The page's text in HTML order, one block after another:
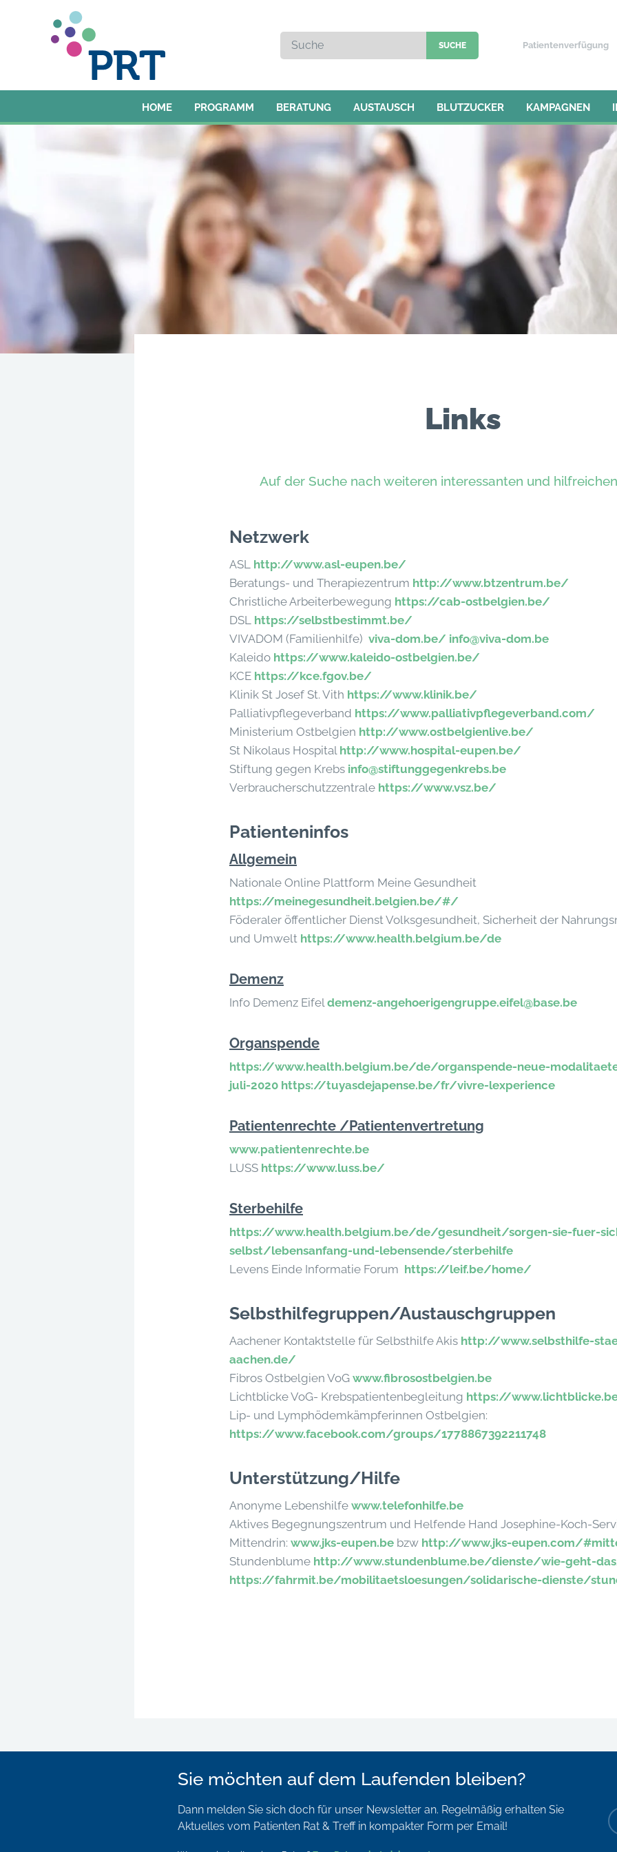
Patientenverfügung
HOME PROGRAMM BERATUNG AUSTAUSCH BLUTZUCKER KAMPAGNEN
Links
Auf der Suche nach weiteren interessanten und
Netzwerk
ASL http://www.asl-eupen.be/
Beratungs- und Therapiezentrum http://www.btzentrum.be/
Christliche Arbeiterbewegung https://cab-ostbelgien.be/
DSL https://selbstbestimmt.be/
VIVADOM (Familienhilfe) viva-dom.be/ info@viva-dom.be
Kaleido https://www.kaleido-ostbelgien.be/
KCE https://kce.fgov.be/
Klinik St Josef St. Vith https://www.klinik.be/
Palliativpflegeverband https://www.palliativpflegeverband.com/
Ministerium Ostbelgien http://www.ostbelgienlive.be/
St Nikolaus Hospital http://www.hospital-eupen.be/
Stiftung gegen Krebs info@stiftunggegenkrebs.be
Verbraucherschutzzentrale https://www.vsz.be/
Patienteninfos
Allgemein
Nationale Online Plattform Meine Gesundheit
https://meinegesundheit.belgien.be/#/
Föderaler öffentlicher Dienst Volksgesundheit, Sicherheit der
und Umwelt https://www.health.belgium.be/de
Demenz
Info Demenz Eifeldemenz-angehoerigengruppe.eifel@base.be
Organspende
https://www.health.belgium.be/de/organspende-neue-
juli-2020 https://tuyasdejapense.be/fr/vivre-lexperience
Patientenrechte /Patientenvertretung
www.patientenrechte.be
LUSS https://www.luss.be/
Sterbehilfe
https://www.health.belgium.be/de/gesundheit/sorgen-sie-fuer-
selbst/lebensanfang-und-lebensende/sterbehilfe
Levens Einde Informatie Forum https://leif.be/home/
Selbsthilfegruppen/Austauschgruppen
Aachener Kontaktstelle für Selbsthilfe Akis http://www.selbsthilfe-
aachen.de/
Fibros Ostbelgien VoG www.fibrosostbelgien.be
Lichtblicke VoG- Krebspatientenbegleitung https://
Lip- und Lymphödemkämpferinnen Ostbelgien:
https://www.facebook.com/groups/1778867392211748
Unterstützung/Hilfe
Anonyme Lebenshilfe www.telefonhilfe.be
Aktives Begegnungszentrum und Helfende Hand Josephine-Koch-
Mittendrin: www.jks-eupen.be bzw http://www.jks-eupen.com/
Stundenblume http://www.stundenblume.be/dienste/wie-geht-
https://fahrmit.be/mobilitaetsloesungen/solidarische-dienste/
Sie möchten auf dem Laufenden bleiben?
Dann melden Sie sich doch für unser Newsletter an. Regelmäßig erhalten Sie
Aktuelles vom Patienten Rat & Treff in kompakter Form per Email!